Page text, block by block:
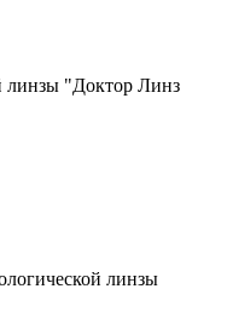
линзы "Доктор Линз
линзы